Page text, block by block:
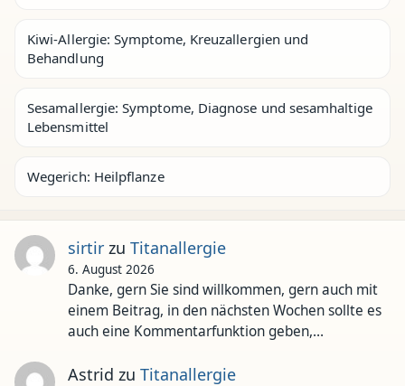
Kiwi-Allergie: Symptome, Kreuzallergien und
Behandlung
Sesamallergie: Symptome, Diagnose und sesamhaltige
Lebensmittel
Wegerich: Heilpflanze
sirtirzu Titanallergie
6. August 2026
Danke, gern Sie sind willkommen, gern auch mit
einem Beitrag, in den nächsten Wochen sollte es
auch eine Kommentarfunktion geben,…
Astrid zu Titanallergie